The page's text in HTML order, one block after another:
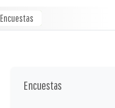
Encuestas
Encuestas